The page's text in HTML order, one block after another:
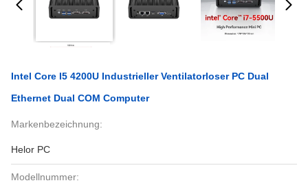
Intel Core I5 4200U Industrieller Ventilatorloser PC Dual
Ethernet Dual COM Computer
Markenbezeichnung:
Helor PC
Modellnummer: